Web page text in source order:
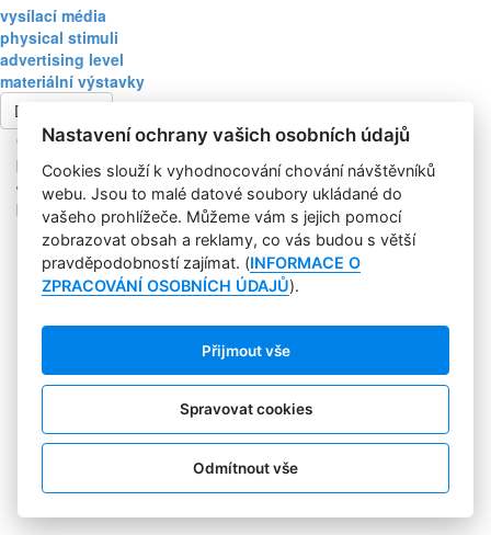
vysílací média
physical stimuli
advertising level
materiální výstavky
Další článek
Copyright © 2004-2020 Focus Agency, s.r.o. Plné znění licenčních
podmínek. ISSN 1803-957X
Jakékoliv publikování, přebírání nebo šíření obsahu je bez
písemného souhlasu Focus Agency, s.r.o. zakázáno.
RSS 1
Štítky
Zpracování osobních údajů
Pro inzerenty
COOKIES
Sledujte nás:
Nastavení ochrany vašich osobních údajů
Cookies slouží k vyhodnocování chování návštěvníků
webu. Jsou to malé datové soubory ukládané do
vašeho prohlížeče. Můžeme vám s jejich pomocí
zobrazovat obsah a reklamy, co vás budou s větší
pravděpodobností zajímat. (INFORMACE O
ZPRACOVÁNÍ OSOBNÍCH ÚDAJŮ).
Přijmout vše
Spravovat cookies
Odmítnout vše